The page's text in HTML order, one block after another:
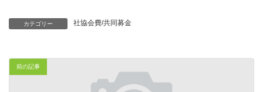
カテゴリー 社協会費/共同募金
前の記事